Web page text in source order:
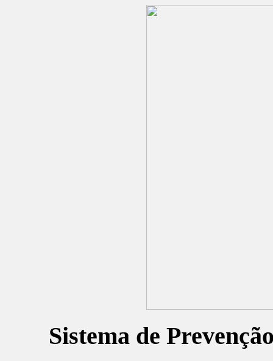
Sistema de